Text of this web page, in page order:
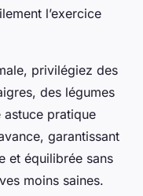
l’exercice
privilégiez des
des légumes
astuce pratique
garantissant
et équilibrée sans
moins saines.